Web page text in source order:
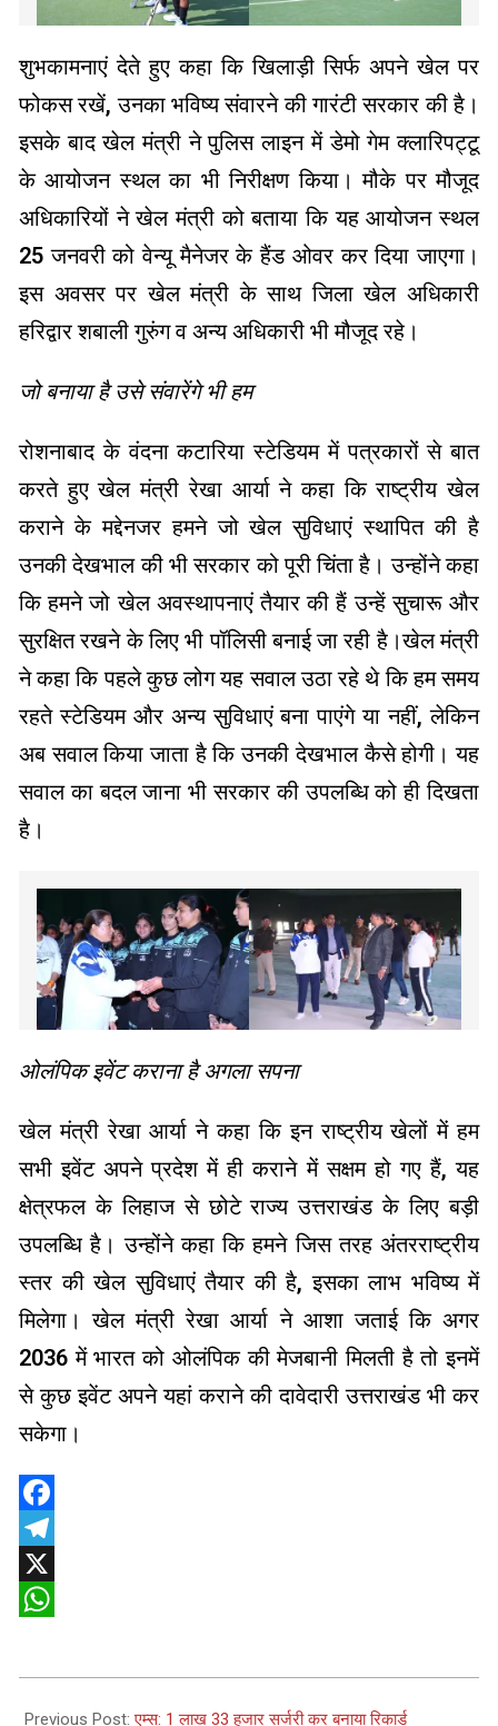
शुभकामनाएं देते हुए कहा कि खिलाड़ी सिर्फ अपने खेल पर
फोकस रखें, उनका भविष्य संवारने की गारंटी सरकार की है।
इसके बाद खेल मंत्री ने पुलिस लाइन में डेमो गेम क्लारिपट्टू
के आयोजन स्थल का भी निरीक्षण किया। मौके पर मौजूद
अधिकारियों ने खेल मंत्री को बताया कि यह आयोजन स्थल
25 जनवरी को वेन्यू मैनेजर के हैंड ओवर कर दिया जाएगा।
इस अवसर पर खेल मंत्री के साथ जिला खेल अधिकारी
हरिद्वार शबाली गुरुंग व अन्य अधिकारी भी मौजूद रहे।
जो बनाया है उसे संवारेंगे भी हम
रोशनाबाद के वंदना कटारिया स्टेडियम में पत्रकारों से बात
करते हुए खेल मंत्री रेखा आर्या ने कहा कि राष्ट्रीय खेल
कराने के मद्देनजर हमने जो खेल सुविधाएं स्थापित की है
उनकी देखभाल की भी सरकार को पूरी चिंता है। उन्होंने कहा
कि हमने जो खेल अवस्थापनाएं तैयार की हैं उन्हें सुचारू और
सुरक्षित रखने के लिए भी पॉलिसी बनाई जा रही है।खेल मंत्री
ने कहा कि पहले कुछ लोग यह सवाल उठा रहे थे कि हम समय
रहते स्टेडियम और अन्य सुविधाएं बना पाएंगे या नहीं, लेकिन
अब सवाल किया जाता है कि उनकी देखभाल कैसे होगी। यह
सवाल का बदल जाना भी सरकार की उपलब्धि को ही दिखता
है।
ओलंपिक इवेंट कराना है अगला सपना
खेल मंत्री रेखा आर्या ने कहा कि इन राष्ट्रीय खेलों में हम
सभी इवेंट अपने प्रदेश में ही कराने में सक्षम हो गए हैं, यह
क्षेत्रफल के लिहाज से छोटे राज्य उत्तराखंड के लिए बड़ी
उपलब्धि है। उन्होंने कहा कि हमने जिस तरह अंतरराष्ट्रीय
स्तर की खेल सुविधाएं तैयार की है, इसका लाभ भविष्य में
मिलेगा। खेल मंत्री रेखा आर्या ने आशा जताई कि अगर
2036 में भारत को ओलंपिक की मेजबानी मिलती है तो इनमें
से कुछ इवेंट अपने यहां कराने की दावेदारी उत्तराखंड भी कर
सकेगा।
Facebook
Telegram
X
01-
Previous Post:एम्स: 1 लाख 33 हजार सर्जरी कर बनाया रिकार्ड